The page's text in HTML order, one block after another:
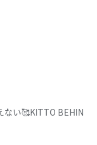
ない🥰KITTO BEHIN